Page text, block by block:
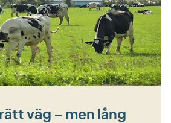
väg – men lång